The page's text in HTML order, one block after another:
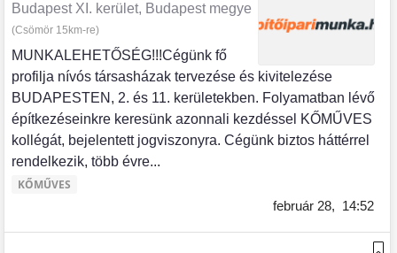
Budapest XI. kerület, Budapest megye
(Csömör 15km-re)
MUNKALEHETŐSÉG!!!Cégünk fő
profilja nívós társasházak tervezése és kivitelezése
BUDAPESTEN, 2. és 11. kerületekben. Folyamatban lévő
építkezéseinkre keresünk azonnali kezdéssel KŐMŰVES
kollégát, bejelentett jogviszonyra. Cégünk biztos háttérrel
rendelkezik, több évre...
KŐMŰVES
február 28, 14:52